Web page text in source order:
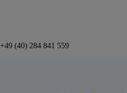
+49 (40) 284 841 559